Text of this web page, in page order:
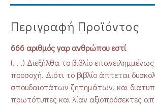
Περιγραφή Προϊόντος
666 αριθμός γαρ ανθρώπου εστί
(. . .) Διεξήλθα το βιβλίο
προσοχή. Διότι το βιβλίο άπτεται
σπουδαιοτάτων ζητημάτων, και
πρωτότυπες και λίαν αξιοπρόσεκτες